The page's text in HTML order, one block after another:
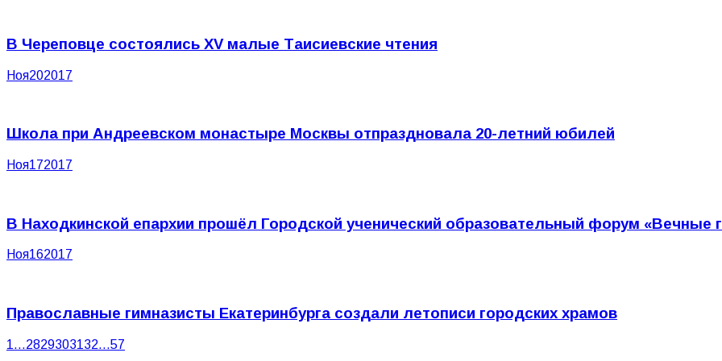
В Череповце состоялись XV малые Таисиевские чтения
Ноя202017
Школа при Андреевском монастыре Москвы отпраздновала 20-летний юбилей
Ноя172017
В Находкинской епархии прошёл Городской ученический образовательный форум «Вечные
Ноя162017
Православные гимназисты Екатеринбурга создали летописи городских храмов
1…2829303132…57